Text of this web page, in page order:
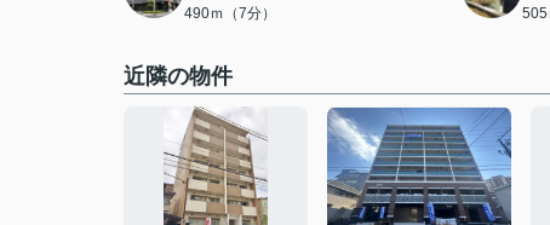
490ｍ（7分） 505
近隣の物件